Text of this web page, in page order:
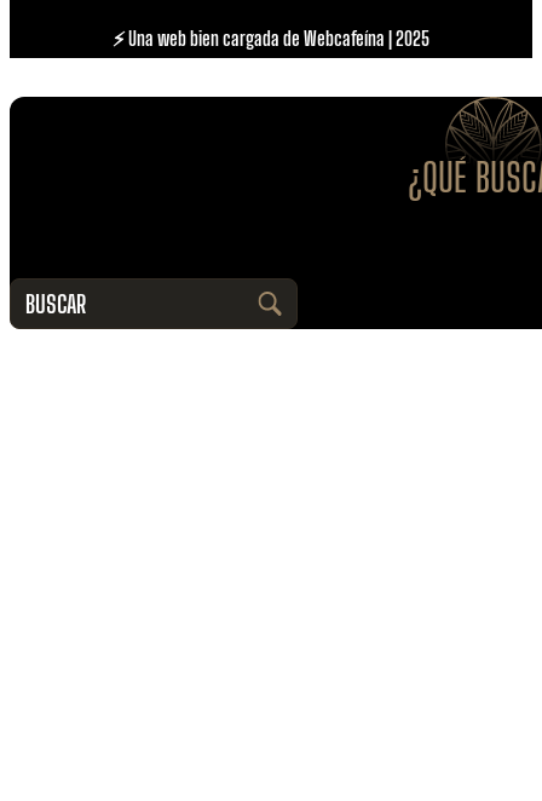
⚡ Una web bien cargada de Webcafeína | 2025
¿QUÉ